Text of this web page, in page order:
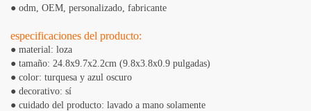
● odm, OEM, personalizado, fabricante
especificaciones del producto:
● material: loza
● tamaño: 24.8x9.7x2.2cm (9.8x3.8x0.9 pulgadas)
● color: turquesa y azul oscuro
● decorativo: sí
● cuidado del producto: lavado a mano solamente